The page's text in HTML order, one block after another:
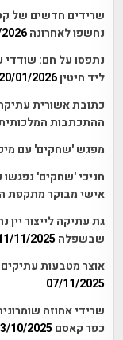
שרידים חדשים של
נחשפו לאחרונה
נתפסו על חם: שודדי
ליד חיטין20/01/2026
כתובת אשורית
ההתכתבות
מפגש 'שחקים' עם
חניכי 'שחקים' נפגשו
אישי מבוקר מתקפת ה 7/
גת עתיקה לייצור
שבשפלה 11/2025
אוצר מטבעות
07/11/2025
כפר קאסם 10/2025